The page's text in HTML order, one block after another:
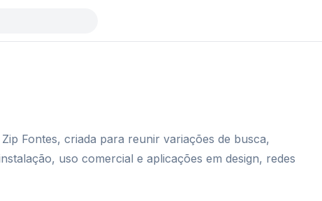
Fontes, criada para reunir variações de busca,
uso comercial e aplicações em design, redes